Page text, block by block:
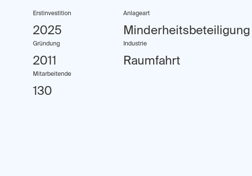
Erstinvestition
2025
Gründung
2011
Mitarbeitende
130
Anlageart
Minderheitsbeteiligung
Industrie
Raumfahrt